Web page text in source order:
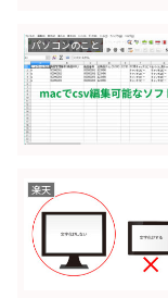
パソコンのこと
楽天